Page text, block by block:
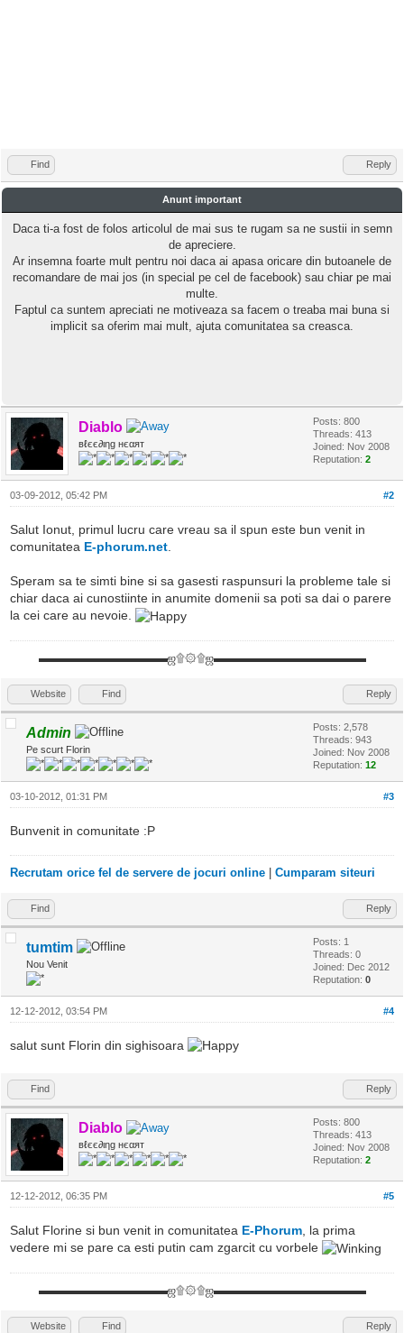
Find Reply
Anunt important
Daca ti-a fost de folos articolul de mai sus te rugam sa ne sustii in semn
de apreciere.
Ar insemna foarte mult pentru noi daca ai apasa oricare din butoanele de
recomandare de mai jos (in special pe cel de facebook) sau chiar pe mai
multe.
Faptul ca suntem apreciati ne motiveaza sa facem o treaba mai buna si
implicit sa oferim mai mult, ajuta comunitatea sa creasca.
Diablo
вℓєє∂ιηg нєαят
Posts: 800
Threads: 413
Joined: Nov 2008
Reputation: 2
#2
03-09-2012, 05:42 PM
Salut Ionut, primul lucru care vreau sa il spun este bun venit in
comunitatea E-phorum.net
Speram sa te simti bine si sa gasesti raspunsuri la probleme tale si
chiar daca ai cunostiinte in anumite domenii sa poti sa dai o parere
la cei care au nevoie.
▬▬▬▬▬▬▬▬▬▬▬ஜ۩۞۩ஜ▬▬▬▬▬▬▬▬▬▬▬▬▬
Website Find Reply
Admin
Pe scurt Florin
Posts: 2,578
Threads: 943
Joined: Nov 2008
Reputation: 12
#3
03-10-2012, 01:31 PM
Bunvenit in comunitate :P
Recrutam orice fel de servere de jocuri online | Cumparam siteuri
Find Reply
tumtim
Nou Venit
Posts: 1
Threads: 0
Joined: Dec 2012
Reputation: 0
#4
12-12-2012, 03:54 PM
salut sunt Florin din sighisoara
Find Reply
Diablo
вℓєє∂ιηg нєαят
Posts: 800
Threads: 413
Joined: Nov 2008
Reputation: 2
#5
12-12-2012, 06:35 PM
Salut Florine si bun venit in comunitatea E-Phorum, la prima
vedere mi se pare ca esti putin cam zgarcit cu vorbele
▬▬▬▬▬▬▬▬▬▬▬ஜ۩۞۩ஜ▬▬▬▬▬▬▬▬▬▬▬▬▬
Website Find Reply